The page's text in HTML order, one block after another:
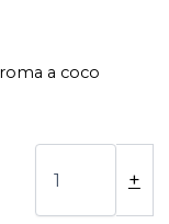
a coco
+